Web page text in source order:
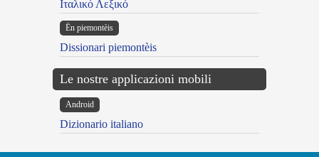
Ιταλικό Λεξικό
Ën piemontèis
Dissionari piemontèis
Le nostre applicazioni mobili
Android
Dizionario italiano